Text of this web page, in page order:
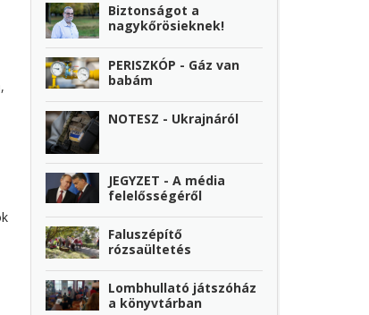
Biztonságot a
nagykőrösieknek!
PERISZKÓP - Gáz van
babám
NOTESZ - Ukrajnáról
JEGYZET - A média
felelősségéről
Faluszépítő
rózsaültetés
Lombhullató játszóház
a könyvtárban